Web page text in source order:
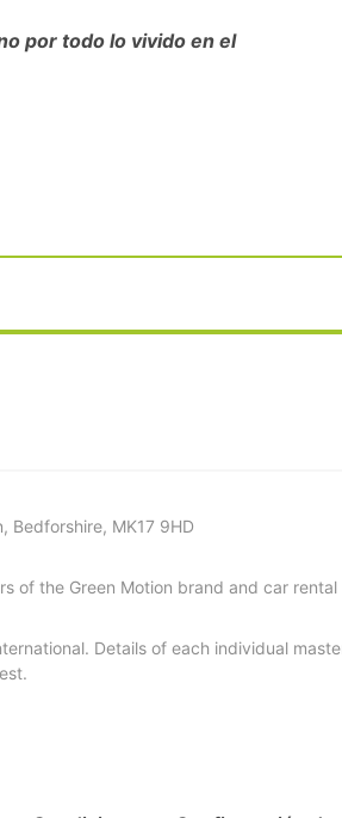
por todo lo vivido en el
Bedforshire, MK17 9HD
of the Green Motion brand and car
Details of each individual